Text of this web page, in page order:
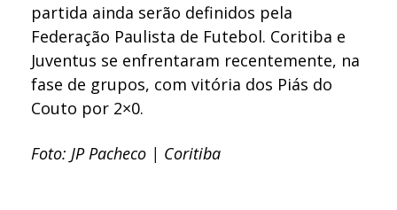
partida ainda serão definidos pela
Federação Paulista de Futebol. Coritiba e
Juventus se enfrentaram recentemente, na
fase de grupos, com vitória dos Piás do
Couto por 2×0.
Foto: JP Pacheco | Coritiba